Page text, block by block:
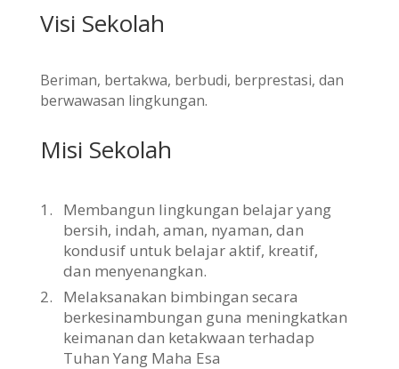
Visi Sekolah
Beriman, bertakwa, berbudi, berprestasi, dan
berwawasan lingkungan.
Misi Sekolah
1.
Membangun lingkungan belajar yang
bersih, indah, aman, nyaman, dan
kondusif untuk belajar aktif, kreatif,
dan menyenangkan.
2.
Melaksanakan bimbingan secara
berkesinambungan guna meningkatkan
keimanan dan ketakwaan terhadap
Tuhan Yang Maha Esa